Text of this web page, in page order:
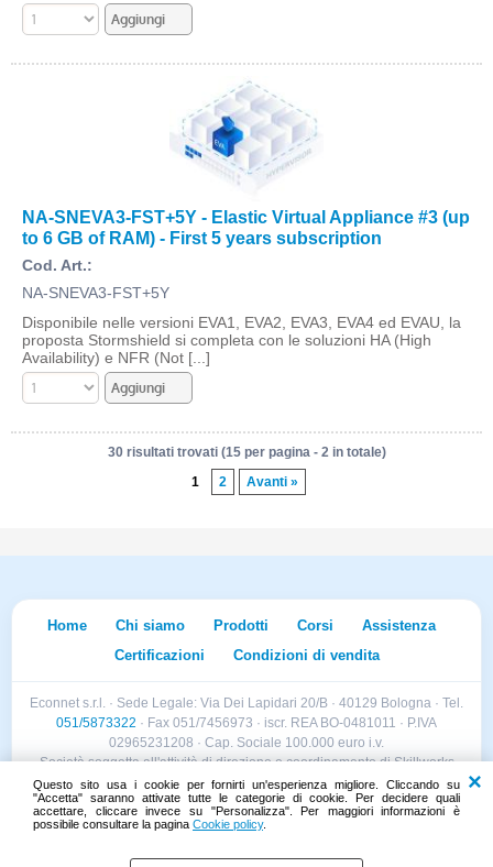
Questo sito usa i cookie per fornirti un'esperienza migliore. Cliccando su
"Accetta" saranno attivate tutte le categorie di cookie. Per decidere quali
accettare, cliccare invece su "Personalizza". Per maggiori informazioni è
possibile consultare la pagina Cookie policy.
NA-SNEVA3-FST+5Y - Elastic Virtual Appliance #3 (up
to 6 GB of RAM) - First 5 years subscription
Cod. Art.:
NA-SNEVA3-FST+5Y
Disponibile nelle versioni EVA1, EVA2, EVA3, EVA4 ed EVAU, la
proposta Stormshield si completa con le soluzioni HA (High
Availability) e NFR (Not [...]
30 risultati trovati (15 per pagina - 2 in totale)
1
2 Avanti »
Home Chi siamo Prodotti Corsi
Assistenza
Certificazioni
Condizioni di vendita
Econnet s.r.l. · Sede Legale: Via Dei Lapidari 20/B · 40129 Bologna · Tel.
051/5873322 · Fax 051/7456973 · iscr. REA BO-0481011 · P.IVA
02965231208 · Cap. Sociale 100.000 euro i.v.
Società soggetta all'attività di direzione e coordinamento di Skillworks
Holding s.r.l. · Sede Legale: Via Vittorio Emanuele II 28 · Roncadelle (BS)
- C.F. 04151440981